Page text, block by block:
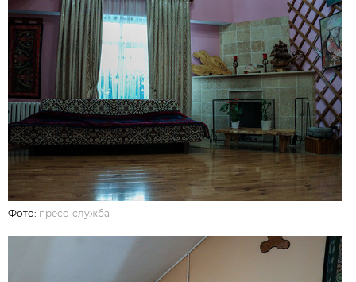
Фото: пресс-служба